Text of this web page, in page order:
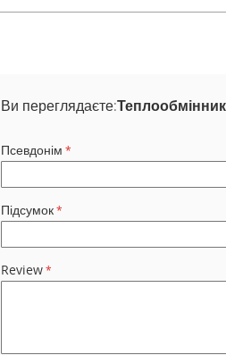
Ви переглядаєте:
Псевдонім
Підсумок
Review